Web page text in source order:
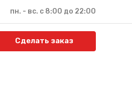
пн. - вс. с 8:00 до 22:00
Сделать заказ